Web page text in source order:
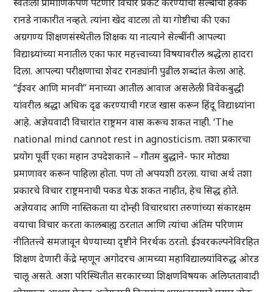
रानडे नाकारीत नव्हते. त्यांना खेद वाटला तो या गोष्टीचा की एका
अग्रगण्य शिक्षणसंस्थेतील शिक्षक या नात्याने सेल्बींनी आपल्या
विद्याथ्र्यांच्या मनातील एका फार महत्त्वाच्या विषयावरील श्रद्धेला हादरा
दिला. आपल्या परीक्षणाचा शेवट रानड्यांनी पुढील शब्दांत केला आहे.
“ईश्वर आणि मानवी” मनाच्या आतील आवाज असलेली विवेकबुद्धी
यांवरील श्रद्धा अधिक दृढ करण्याची गरज खास करून हिंदू विद्याथ्र्यांना
आहे. अज्ञेयवादी विचारांत राष्ट्रमन वास करूच शकत नाही. ‘The
national mind cannot rest in agnosticism. तशा प्रकारचा
प्रयोग पूर्वी एका महान उपदेशकाने – गौतम बुद्धाने- फार मोठ्या
प्रमाणावर करून पाहिला होता. पण तो अपयशी ठरला. याचा अर्थ तशा
प्रकारचे विचार राष्ट्रमनाची पकड घेऊ शकत नाहीत, हेच सिद्ध होते.
अज्ञेयवाद आणि नास्तिकता या दोन्ही विचारधारा तरुणांच्या संकारक्षम
वयाचा विचार करता कालबाह्य ठरतात आणि त्यांचा अंतिम परिणाम
नीतितत्त्वे समजावून घेण्याच्या दृष्टीने निरर्थक ठरतो. ईश्वरकल्पनेविरहित
शिक्षण देणारी केंद्रे म्हणून अगोदरच आमच्या महाविद्यालयांविरुद्ध ओरड
चालू असते. अशा परिस्थितीत सरकारच्या शिक्षणविषयक अलिप्ततावादी